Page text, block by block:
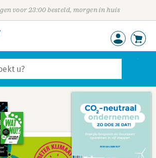
voor 23:00 besteld, morgen in huis